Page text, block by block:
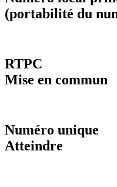
(portabilité du
RTPC
Mise en commun
Numéro unique
Atteindre